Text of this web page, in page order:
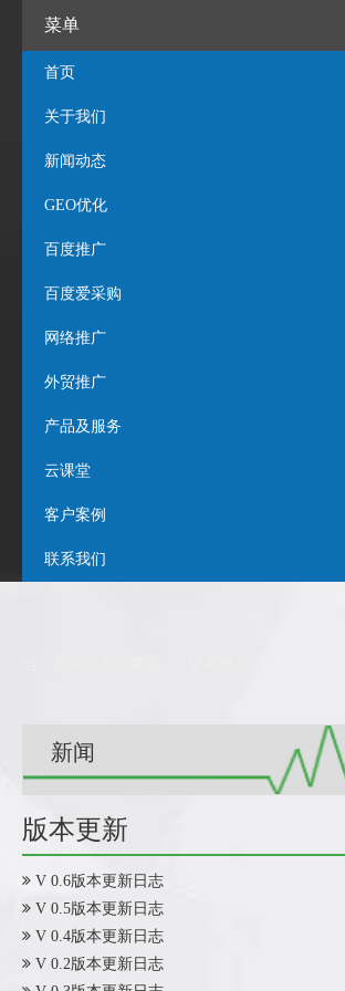
菜单
首页
关于我们
新闻动态
GEO优化
百度推广
百度爱采购
网络推广
外贸推广
产品及服务
云课堂
客户案例
联系我们
新闻
版本更新
V 0.6版本更新日志
V 0.5版本更新日志
V 0.4版本更新日志
V 0.2版本更新日志